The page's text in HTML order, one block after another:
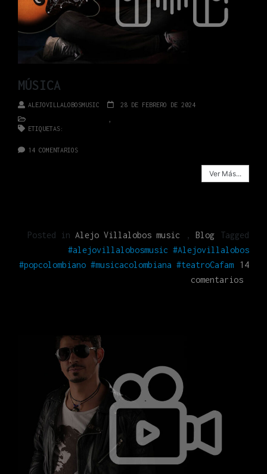
MÚSICA
ALEJOVILLALOBOSMUSIC
28 DE FEBRERO DE 2024
ETIQUETAS:
14 COMENTARIOS
Ver Más...
Posted in Alejo Villalobos music , Blog
Tagged
#alejovillalobosmusic #Alejovillalobos
#popcolombiano #musicacolombiana #teatroCafam
14
comentariosen